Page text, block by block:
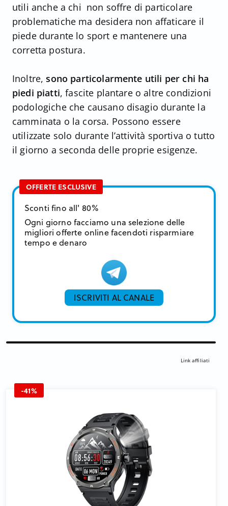
utili anche a chi non soffre di particolare
problematiche ma desidera non affaticare il
piede durante lo sport e mantenere una
corretta postura.
Inoltre,sono particolarmente utili per chi ha
piedi piatti, fascite plantare o altre condizioni
podologiche che causano disagio durante la
camminata o la corsa. Possono essere
utilizzate solo durante l’attività sportiva o tutto
il giorno a seconda delle proprie esigenze.
OFFERTE ESCLUSIVE
Sconti fino all' 80%
Ogni giorno facciamo una selezione delle
migliori offerte online facendoti risparmiare
tempo e denaro
ISCRIVITI AL CANALE
Link affiliati
-41%